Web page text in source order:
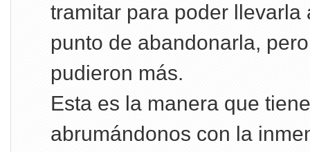
tramitar para poder llevarla
punto de abandonarla,
pudieron más.
Esta es la manera que
abrumándonos con la